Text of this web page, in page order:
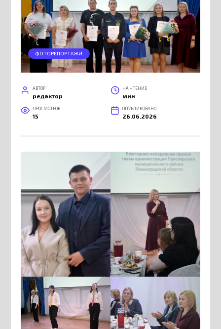
ФОТОРЕПОРТАЖИ
АВТОР
редактор
НА ЧТЕНИЕ
мин
ПРОСМОТРОВ
15
ОПУБЛИКОВАНО
26.06.2026